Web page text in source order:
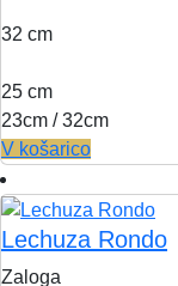
32 cm
25 cm
23cm / 32cm
V košarico
Lechuza Rondo
Zaloga